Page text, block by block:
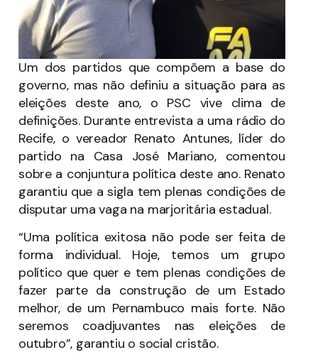
Um dos partidos que compõem a base do
governo, mas não definiu a situação para as
eleições deste ano, o PSC vive clima de
definições. Durante entrevista a uma rádio do
Recife, o vereador Renato Antunes, líder do
partido na Casa José Mariano, comentou
sobre a conjuntura política deste ano. Renato
garantiu que a sigla tem plenas condições de
disputar uma vaga na marjoritária estadual.
“Uma política exitosa não pode ser feita de
forma individual. Hoje, temos um grupo
político que quer e tem plenas condições de
fazer parte da construção de um Estado
melhor, de um Pernambuco mais forte. Não
seremos coadjuvantes nas eleições de
outubro”, garantiu o social cristão.